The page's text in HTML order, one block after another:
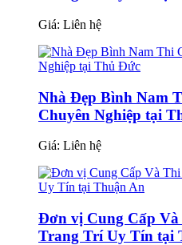
Giá: Liên hệ
Nhà Đẹp Bình Nam
Chuyên Nghiệp tại
Giá: Liên hệ
Đơn vị Cung Cấp
Trang Trí Uy Tín tại